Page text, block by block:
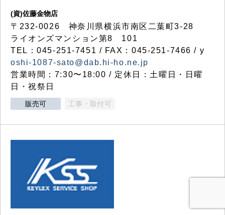
(資)佐藤金物店
〒232-0026 神奈川県横浜市南区二葉町3-28
ライオンズマンション第8 101
TEL：045-251-7451 / FAX：045-251-7466 / y
oshi-1087-sato@dab.hi-ho.ne.jp
営業時間：7:30〜18:00 / 定休日：土曜日・日曜
日・祝祭日
販売可 工事・取付可